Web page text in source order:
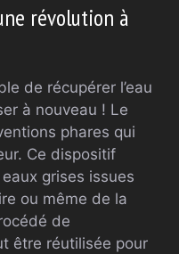
révolution à
de récupérer l’eau
à nouveau ! Le
phares qui
Ce dispositif
grises issues
ou même de la
de
être réutilisée pour